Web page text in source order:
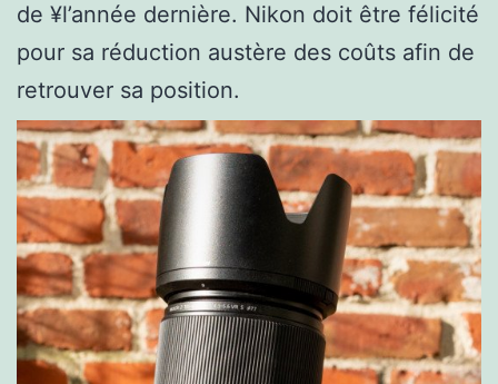
de ¥l’année dernière. Nikon doit être félicité
pour sa réduction austère des coûts afin de
retrouver sa position.